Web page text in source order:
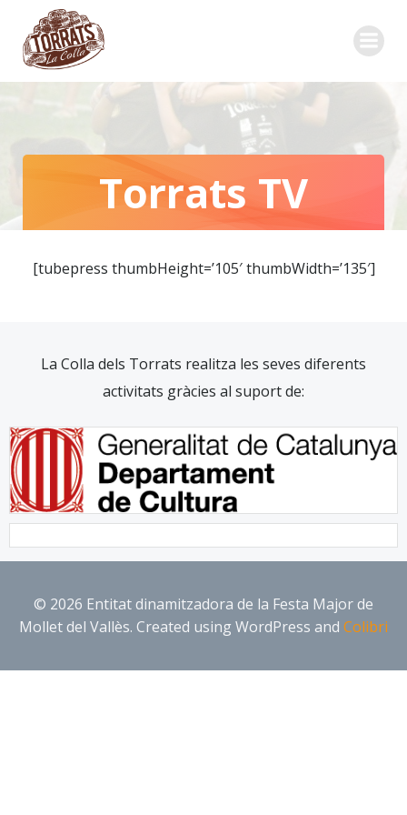
Torrats TV
[tubepress thumbHeight=’105′ thumbWidth=’135′]
La Colla dels Torrats realitza les seves diferents
activitats gràcies al suport de:
© 2026 Entitat dinamitzadora de la Festa Major de
Mollet del Vallès. Created using WordPress and Colibri